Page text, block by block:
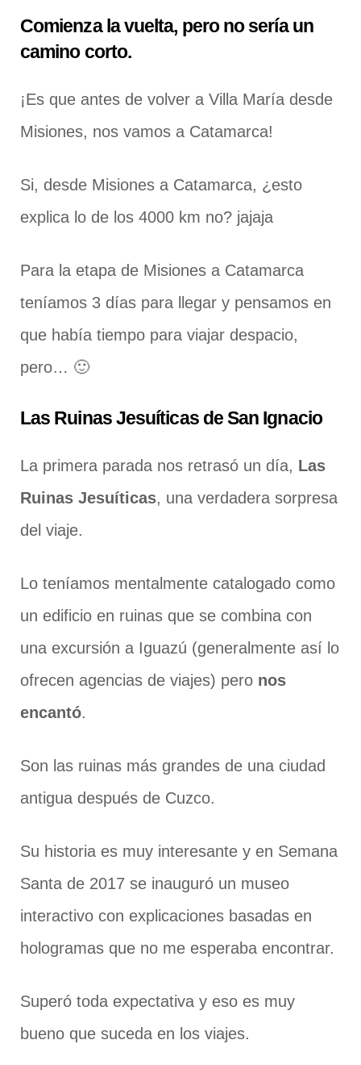
Comienza la vuelta, pero no sería un
camino corto.
¡Es que antes de volver a Villa María desde
Misiones, nos vamos a Catamarca!
Si, desde Misiones a Catamarca, ¿esto
explica lo de los 4000 km no? jajaja
Para la etapa de Misiones a Catamarca
teníamos 3 días para llegar y pensamos en
que había tiempo para viajar despacio,
pero… 🙂
Las Ruinas Jesuíticas de San Ignacio
La primera parada nos retrasó un día, Las
Ruinas Jesuíticas, una verdadera sorpresa
del viaje.
Lo teníamos mentalmente catalogado como
un edificio en ruinas que se combina con
una excursión a Iguazú (generalmente así lo
ofrecen agencias de viajes) pero nos
encantó.
Son las ruinas más grandes de una ciudad
antigua después de Cuzco.
Su historia es muy interesante y en Semana
Santa de 2017 se inauguró un museo
interactivo con explicaciones basadas en
hologramas que no me esperaba encontrar.
Superó toda expectativa y eso es muy
bueno que suceda en los viajes.